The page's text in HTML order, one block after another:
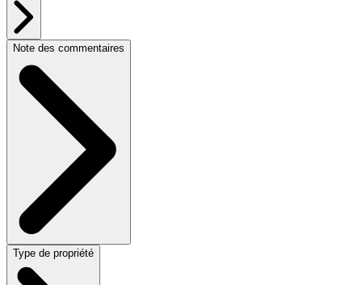
Note des commentaires
Type de propriété